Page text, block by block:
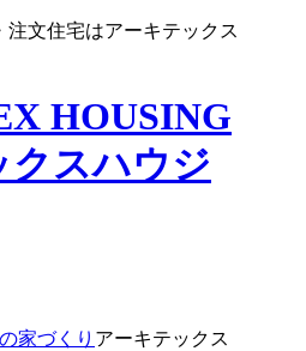
文住宅はアーキテックス
家づくり アーキテックス